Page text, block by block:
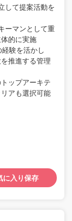
して提案活動を
ーマンとして重
的に実施
験を活かし
推進する管理
プアーキテ
アも選択可能
に入り保存